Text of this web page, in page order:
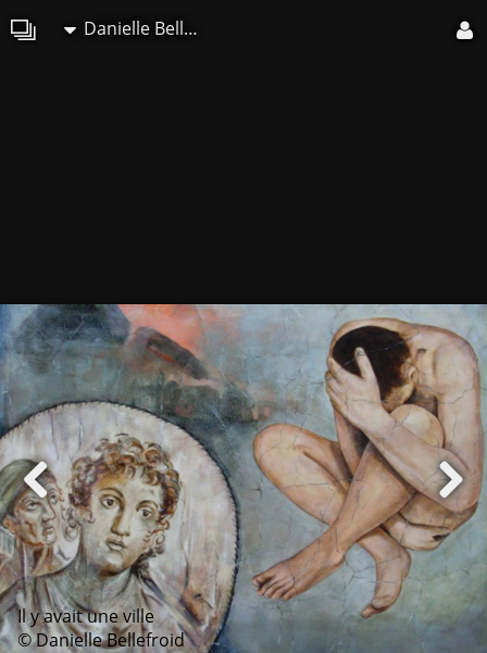
Danielle Bellefroid
Il y avait une ville
© Danielle Bellefroid